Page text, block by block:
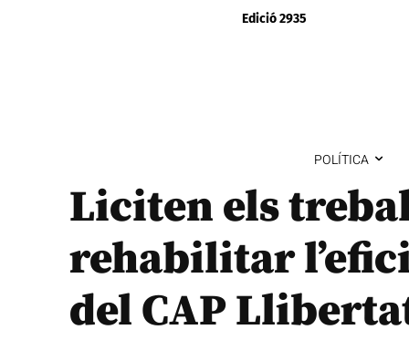
Edició 2935
POLÍTICA
Liciten els
rehabilitar
del CAP